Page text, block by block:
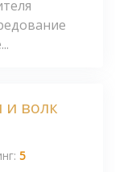
и волк
5